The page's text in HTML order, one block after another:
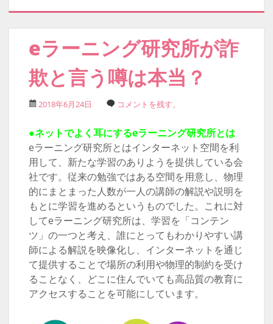
eラーニング研究所が詐
欺と言う噂は本当？
2018年6月24日 コメントを残す。
●ネットでよく耳にするeラーニング研究所とは
eラーニング研究所とはインターネット空間を利
用して、新たな学習のありようを提供している会
社です。従来の勉強ではある空間を用意し、物理
的にまとまった人数が一人の講師の解説や説明を
もとに学習を進めるというものでした。これに対
してeラーニング研究所は、学習を「コンテン
ツ」の一つと考え、誰にとってもわかりやすい講
師による解説を映像化し、インターネットを通じ
て提供することで場所の利用や物理的制約を受け
ることなく、どこに住んでいても高品質の教育に
アクセスすることを可能にしています。